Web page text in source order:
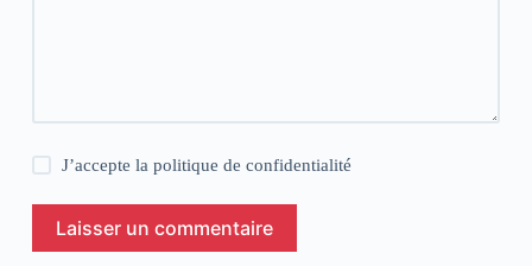
J’accepte lapolitique de confidentialité
Laisser un commentaire